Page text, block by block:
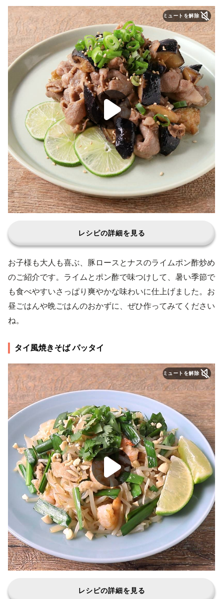
ミュートを解除
レシピの詳細を見る
お子様も大人も喜ぶ、豚ロースとナスのライムポン酢炒め
のご紹介です。ライムとポン酢で味つけして、暑い季節で
も食べやすいさっぱり爽やかな味わいに仕上げました。お
昼ごはんや晩ごはんのおかずに、ぜひ作ってみてください
ね。
タイ風焼きそば パッタイ
ミュートを解除
レシピの詳細を見る